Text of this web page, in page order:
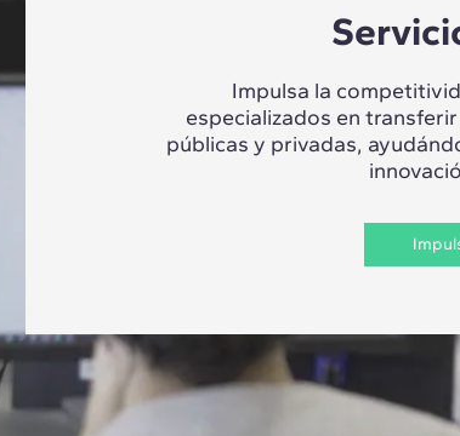
Impulsa la
especializados en
públicas y privadas,